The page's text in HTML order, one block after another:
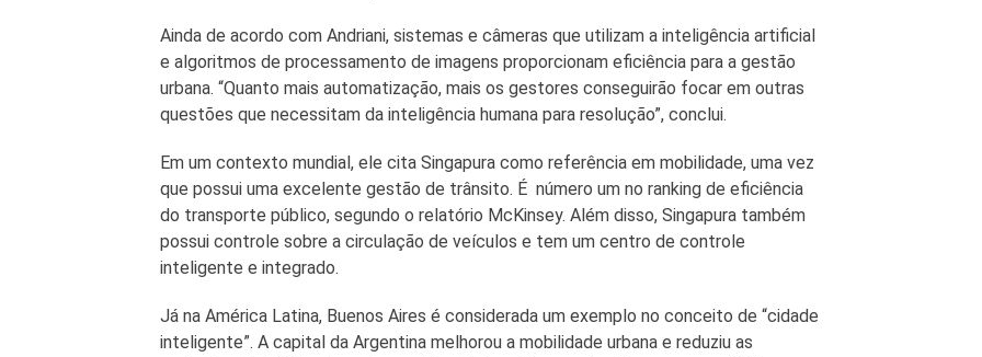
Ainda de acordo com Andriani, sistemas e câmeras que utilizam a inteligência artificial
e algoritmos de processamento de imagens proporcionam eficiência para a gestão
urbana. “Quanto mais automatização, mais os gestores conseguirão focar em outras
questões que necessitam da inteligência humana para resolução”, conclui.
Em um contexto mundial, ele cita Singapura como referência em mobilidade, uma vez
que possui uma excelente gestão de trânsito. É número um no ranking de eficiência
do transporte público, segundo o relatório McKinsey. Além disso, Singapura também
possui controle sobre a circulação de veículos e tem um centro de controle
inteligente e integrado.
Já na América Latina, Buenos Aires é considerada um exemplo no conceito de “cidade
inteligente”. A capital da Argentina melhorou a mobilidade urbana e reduziu as